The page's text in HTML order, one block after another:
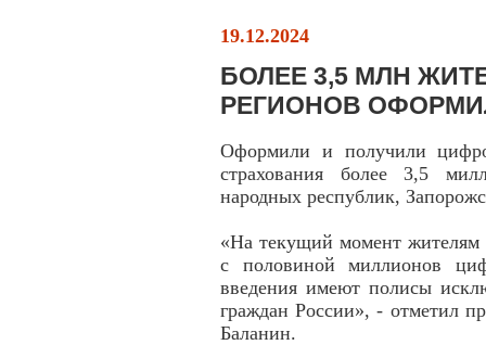
19.12.2024
БОЛЕЕ 3,5 МЛН
РЕГИОНОВ
Оформили и получили
страхования более 3,5
народных республик,
«На текущий момент жителям
с половиной миллионов
введения имеют полисы
граждан России», - отметил
Баланин.